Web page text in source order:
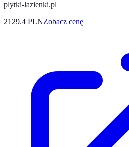
plytki-lazienki.pl
2129.4 PLNZobacz cenę